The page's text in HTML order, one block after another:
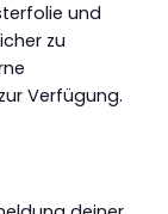
und
zu
Verfügung.